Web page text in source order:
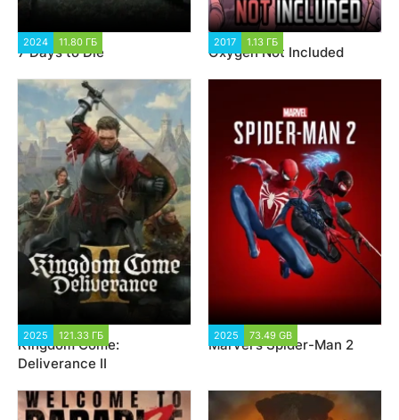
2024 11.80 ГБ
7 Days to Die
2017 1.13 ГБ
Oxygen Not Included
2025 121.33 ГБ
Kingdom Come:
Deliverance II
2025 73.49 GB
Marvel's Spider-Man 2